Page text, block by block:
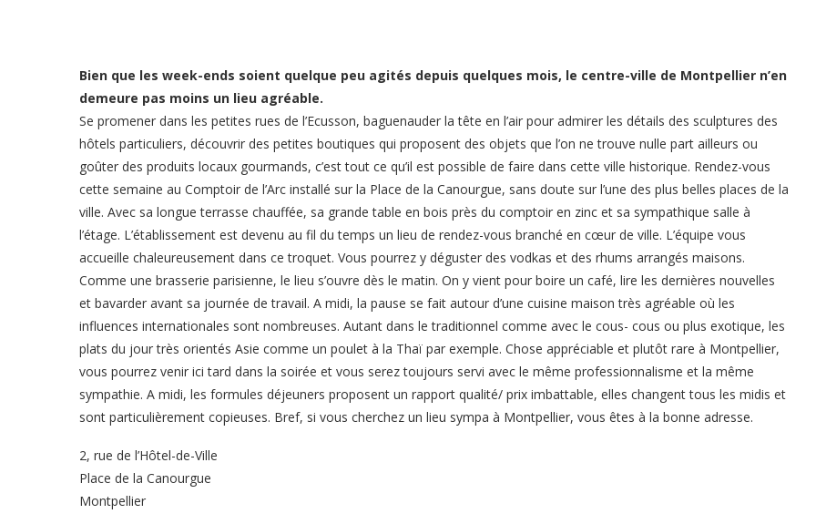
Bien que les week-ends soient quelque peu agités depuis quelques mois, le centre-ville de Montpellier n’en
demeure pas moins un lieu agréable.
Se promener dans les petites rues de l’Ecusson, baguenauder la tête en l’air pour admirer les détails des sculptures des
hôtels particuliers, découvrir des petites boutiques qui proposent des objets que l’on ne trouve nulle part ailleurs ou
goûter des produits locaux gourmands, c’est tout ce qu’il est possible de faire dans cette ville historique. Rendez-vous
cette semaine au Comptoir de l’Arc installé sur la Place de la Canourgue, sans doute sur l’une des plus belles places de la
ville. Avec sa longue terrasse chauffée, sa grande table en bois près du comptoir en zinc et sa sympathique salle à
l’étage. L’établissement est devenu au fil du temps un lieu de rendez-vous branché en cœur de ville. L’équipe vous
accueille chaleureusement dans ce troquet. Vous pourrez y déguster des vodkas et des rhums arrangés maisons.
Comme une brasserie parisienne, le lieu s’ouvre dès le matin. On y vient pour boire un café, lire les dernières nouvelles
et bavarder avant sa journée de travail. A midi, la pause se fait autour d’une cuisine maison très agréable où les
influences internationales sont nombreuses. Autant dans le traditionnel comme avec le cous- cous ou plus exotique, les
plats du jour très orientés Asie comme un poulet à la Thaï par exemple. Chose appréciable et plutôt rare à Montpellier,
vous pourrez venir ici tard dans la soirée et vous serez toujours servi avec le même professionnalisme et la même
sympathie. A midi, les formules déjeuners proposent un rapport qualité/ prix imbattable, elles changent tous les midis et
sont particulièrement copieuses. Bref, si vous cherchez un lieu sympa à Montpellier, vous êtes à la bonne adresse.
2, rue de l’Hôtel-de-Ville
Place de la Canourgue
Montpellier